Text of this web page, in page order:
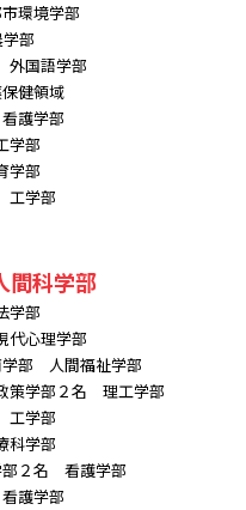
環境学部
部
国語学部
健領域
護学部
学部
学部
工学部
科学部
学部
心理学部
部 人間福祉学部
学部２名 理工学部
工学部
科学部
２名 看護学部
護学部